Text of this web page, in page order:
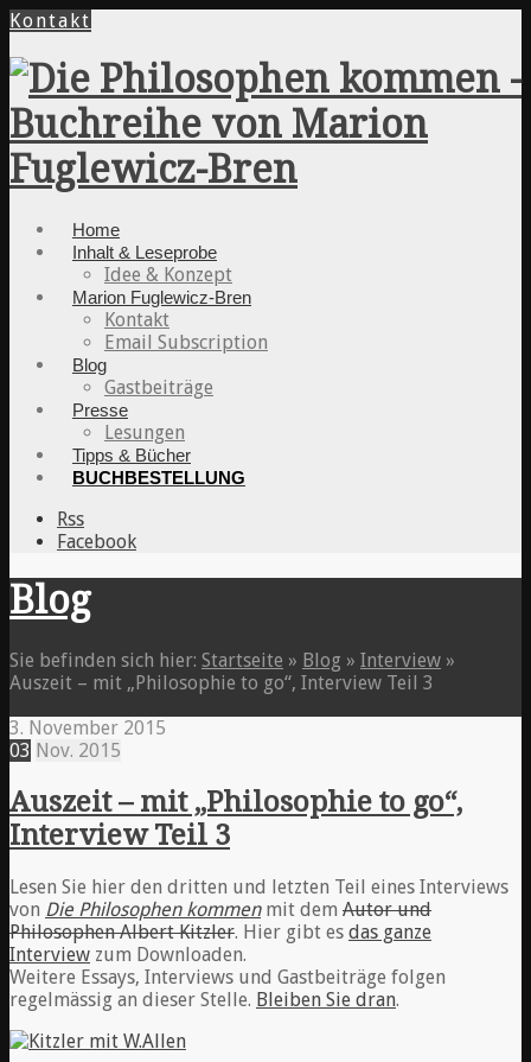
Kontakt
Home
Inhalt & Leseprobe
Idee & Konzept
Marion Fuglewicz-Bren
Kontakt
Email Subscription
Blog
Gastbeiträge
Presse
Lesungen
Tipps & Bücher
BUCHBESTELLUNG
Rss
Facebook
Blog
Sie befinden sich hier: Startseite » Blog » Interview »
Auszeit – mit „Philosophie to go“, Interview Teil 3
3. November 2015
03 Nov. 2015
Auszeit – mit „Philosophie to go“,
Interview Teil 3
Lesen Sie hier den dritten und letzten Teil eines Interviews
von Die Philosophen kommenmit dem Autor und
Philosophen Albert Kitzler. Hier gibt es das ganze
Interview zum Downloaden.
Weitere Essays, Interviews und Gastbeiträge folgen
regelmässig an dieser Stelle. Bleiben Sie dran.